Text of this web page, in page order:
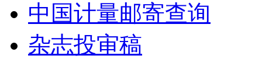
中国计量邮寄查询
杂志投审稿